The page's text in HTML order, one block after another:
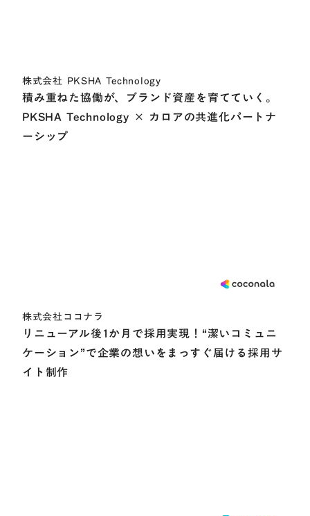
株式会社 PKSHA Technology
積み重ねた協働が、ブランド資産を育てていく。
PKSHA Technology × カロアの共進化パートナ
ーシップ
株式会社ココナラ
リニューアル後1か月で採用実現！“潔いコミュニ
ケーション”で企業の想いをまっすぐ届ける採用サ
イト制作